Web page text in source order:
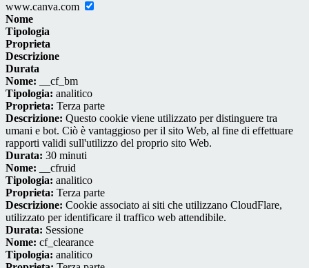
www.canva.com
Nome
Tipologia
Proprieta
Descrizione
Durata
Nome: __cf_bm
Tipologia: analitico
Proprieta: Terza parte
Descrizione: Questo cookie viene utilizzato per distinguere tra
umani e bot. Ciò è vantaggioso per il sito Web, al fine di effettuare
rapporti validi sull'utilizzo del proprio sito Web.
Durata: 30 minuti
Nome: __cfruid
Tipologia: analitico
Proprieta: Terza parte
Descrizione: Cookie associato ai siti che utilizzano CloudFlare,
utilizzato per identificare il traffico web attendibile.
Durata: Sessione
Nome: cf_clearance
Tipologia: analitico